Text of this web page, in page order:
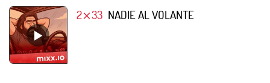
2⨯33 NADIE AL VOLANTE